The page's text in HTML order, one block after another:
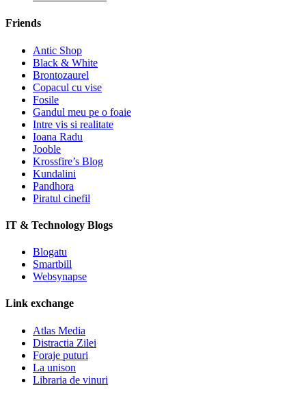
Friends
Antic Shop
Black & White
Brontozaurel
Copacul cu vise
Fosile
Gandul meu pe o foaie
Intre vis si realitate
Ioana Radu
Jooble
Krossfire’s Blog
Kundalini
Pandhora
Piratul cinefil
IT & Technology Blogs
Blogatu
Smartbill
Websynapse
Link exchange
Atlas Media
Distractia Zilei
Foraje puturi
La unison
Libraria de vinuri